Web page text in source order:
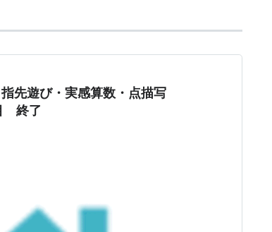
形を変え、パワードスーツのように全身に纏
王にして早熟の彫刻家。
先遊び・実感算数・点描写
終了